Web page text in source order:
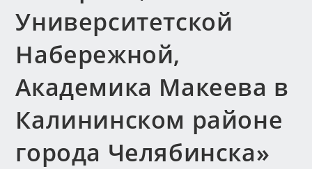
Университетской
Набережной,
Академика Макеева в
Калининском районе
города Челябинска»